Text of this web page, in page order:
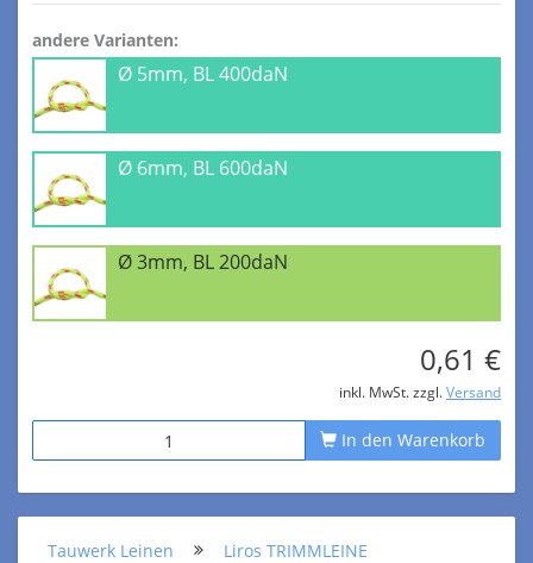
andere Varianten:
Ø 5mm, BL 400daN
Ø 6mm, BL 600daN
Ø 3mm, BL 200daN
0,61 €
inkl. MwSt. zzgl. Versand
In den Warenkorb
Tauwerk Leinen Liros TRIMMLEINE